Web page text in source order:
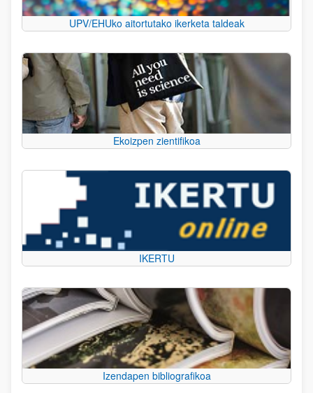
UPV/EHUko aitortutako ikerketa taldeak
Ekoizpen zientifikoa
IKERTU
Izendapen bibliografikoa